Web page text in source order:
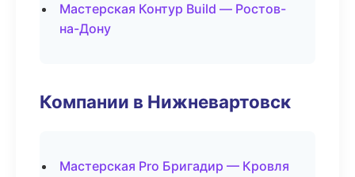
Мастерская Контур Build — Ростов-
на-Дону
Компании в Нижневартовск
Мастерская Pro Бригадир — Кровля